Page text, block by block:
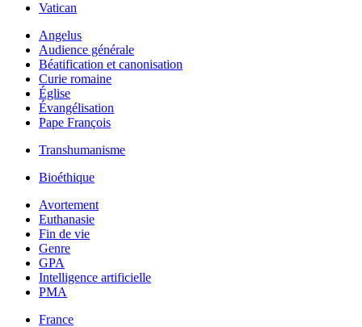
Vatican
Angelus
Audience générale
Béatification et canonisation
Curie romaine
Église
Évangélisation
Pape François
Transhumanisme
Bioéthique
Avortement
Euthanasie
Fin de vie
Genre
GPA
Intelligence artificielle
PMA
France